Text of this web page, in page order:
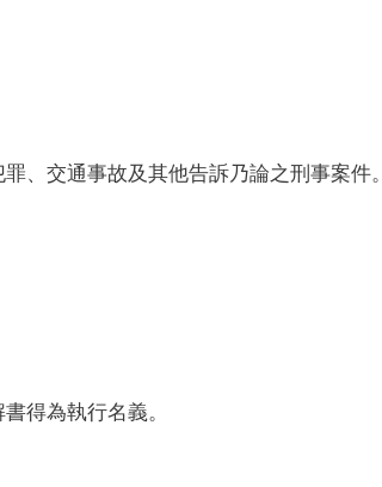
、交通事故及其他告訴乃論之刑事案件。
得為執行名義。